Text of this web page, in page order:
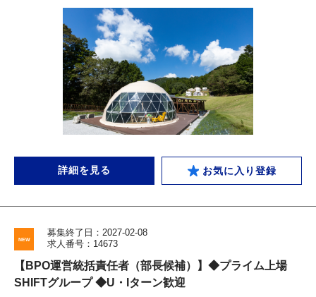
詳細を見る お気に入り登録
募集終了日：2027-02-08
求人番号：14673
【BPO運営統括責任者（部長候補）】◆プライム上場
SHIFTグループ ◆U・Iターン歓迎